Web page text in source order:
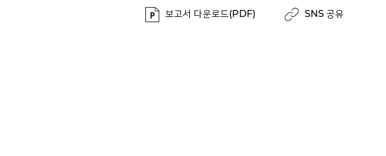
보고서 다운로드(PDF) SNS 공유